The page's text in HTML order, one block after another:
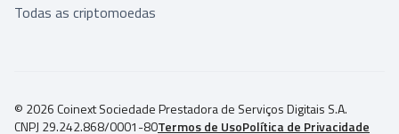
Todas as criptomoedas
© 2026 Coinext Sociedade Prestadora de Serviços Digitais S.A.
CNPJ 29.242.868/0001-80Termos de UsoPolítica de Privacidade